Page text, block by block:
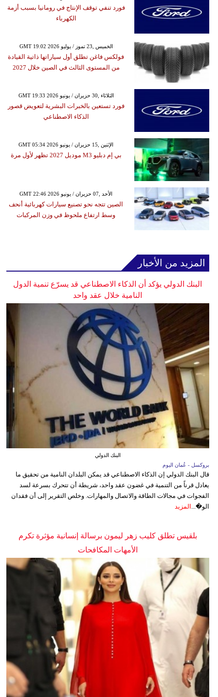
فورد تنفي توقف الإنتاج في رومانيا بسبب أزمة
الكهرباء
GMT 19:02 2026 الخميس ,23 تموز / يوليو
فولكس فاغن تطلق أول سياراتها ذاتية القيادة
من المستوى الثالث في الصين خلال 2027
GMT 19:33 2026 الثلاثاء ,30 حزيران / يونيو
فورد تستعين بالخبرات البشرية لتعويض قصور
الذكاء الاصطناعي
GMT 05:34 2026 الإثنين ,15 حزيران / يونيو
بي إم دبليو M3 موديل 2027 تظهر لأول مرة
GMT 22:46 2026 الأحد ,07 حزيران / يونيو
الصين تتجه نحو تصنيع سيارات كهربائية أنحف
وسط ارتفاع ملحوظ في وزن المركبات
المزيد من الأخبار
البنك الدولي يؤكد أن الذكاء الاصطناعي قد يسرّع تنمية الدول
النامية خلال عقد واحد
البنك الدولي
بروكسل - عُمان اليوم
قال البنك الدولي إن الذكاء الاصطناعي قد يمكن البلدان النامية من تحقيق ما
يعادل قرناً من التنمية في غضون عقد واحد، شريطة أن تتحرك بسرعة لسد
الفجوات في مجالات الطاقة والاتصال والمهارات. وخلص التقرير إلى أن فقدان
الو�... المزيد
بلقيس تطلق كليب زهر ليمون برسالة إنسانية مؤثرة تكرم
الأمهات المكافحات